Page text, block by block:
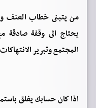
من يتبنى خطاب العنف
يحتاج الى وقفة
المجتمع وتبرير
اذا كان حسابك يغلق